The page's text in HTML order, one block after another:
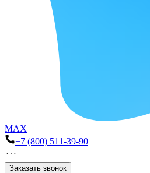
MAX
+7 (800) 511-39-90
Заказать звонок